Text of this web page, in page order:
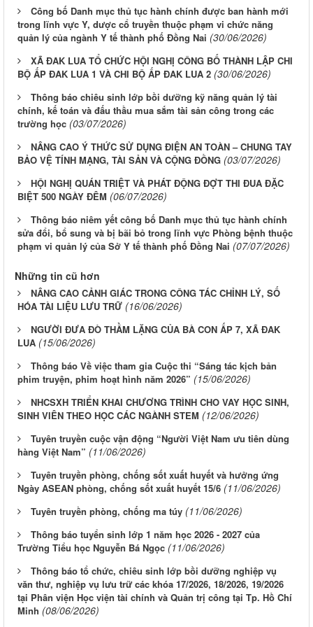
Công bố Danh mục thủ tục hành chính được ban hành mới
trong lĩnh vực Y, dược cổ truyền thuộc phạm vi chức năng
quản lý của ngành Y tế thành phố Đồng Nai (30/06/2026)
XÃ ĐAK LUA TỔ CHỨC HỘI NGHỊ CÔNG BỐ THÀNH LẬP CHI
BỘ ẤP ĐAK LUA 1 VÀ CHI BỘ ẤP ĐAK LUA 2 (30/06/2026)
Thông báo chiêu sinh lớp bồi dưỡng kỹ năng quản lý tài
chính, kế toán và đấu thầu mua sắm tài sản công trong các
trường học (03/07/2026)
NÂNG CAO Ý THỨC SỬ DỤNG ĐIỆN AN TOÀN – CHUNG TAY
BẢO VỆ TÍNH MẠNG, TÀI SẢN VÀ CỘNG ĐỒNG (03/07/2026)
HỘI NGHỊ QUÁN TRIỆT VÀ PHÁT ĐỘNG ĐỢT THI ĐUA ĐẶC
BIỆT 500 NGÀY ĐÊM (06/07/2026)
Thông báo niêm yết công bố Danh mục thủ tục hành chính
sửa đổi, bổ sung và bị bãi bỏ trong lĩnh vực Phòng bệnh thuộc
phạm vi quản lý của Sở Y tế thành phố Đồng Nai (07/07/2026)
Những tin cũ hơn
NÂNG CAO CẢNH GIÁC TRONG CÔNG TÁC CHỈNH LÝ, SỐ
HÓA TÀI LIỆU LƯU TRỮ (16/06/2026)
NGƯỜI ĐƯA ĐÒ THẦM LẶNG CỦA BÀ CON ẤP 7, XÃ ĐAK
LUA (15/06/2026)
Thông báo Về việc tham gia Cuộc thi “Sáng tác kịch bản
phim truyện, phim hoạt hình năm 2026” (15/06/2026)
NHCSXH TRIỂN KHAI CHƯƠNG TRÌNH CHO VAY HỌC SINH,
SINH VIÊN THEO HỌC CÁC NGÀNH STEM (12/06/2026)
Tuyên truyền cuộc vận động “Người Việt Nam ưu tiên dùng
hàng Việt Nam” (11/06/2026)
Tuyên truyền phòng, chống sốt xuất huyết và hưởng ứng
Ngày ASEAN phòng, chống sốt xuất huyết 15/6 (11/06/2026)
Tuyên truyền phòng, chống ma túy (11/06/2026)
Thông báo tuyển sinh lớp 1 năm học 2026 - 2027 của
Trường Tiểu học Nguyễn Bá Ngọc (11/06/2026)
Thông báo tổ chức, chiêu sinh lớp bồi dưỡng nghiệp vụ
văn thư, nghiệp vụ lưu trữ các khóa 17/2026, 18/2026, 19/2026
tại Phân viện Học viện tài chính và Quản trị công tại Tp. Hồ Chí
Minh (08/06/2026)